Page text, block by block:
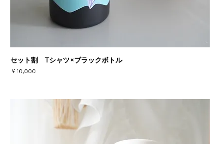
セット割 Tシャツ×ブラックボトル
価格
￥10,000